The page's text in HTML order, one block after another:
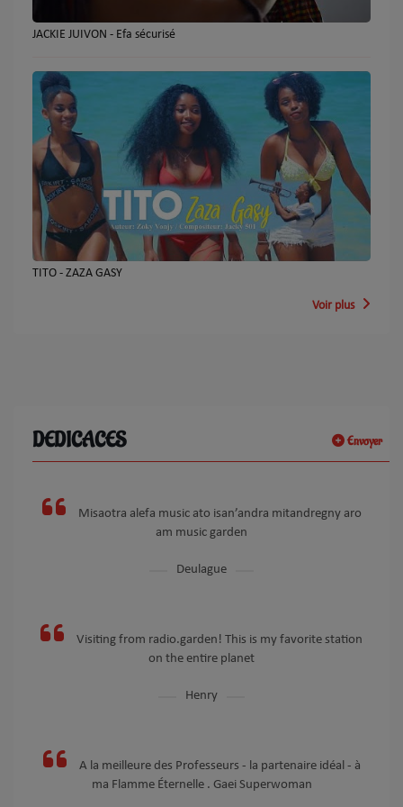
JACKIE JUIVON - Efa sécurisé
TITO - ZAZA GASY
Voir plus
Envoyer
DEDICACES
Misaotra alefa music ato isan’andra mitandregny aro
am music garden
Deulague
Visiting from radio.garden! This is my favorite station
on the entire planet
Henry
A la meilleure des Professeurs - la partenaire idéal - à
ma Flamme Éternelle . Gaei Superwoman